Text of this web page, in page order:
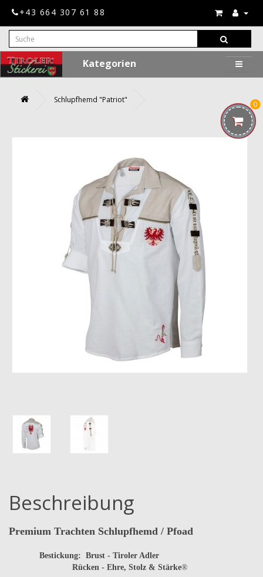
+43 664 307 61 88
0
Kategorien
Schlupfhemd "Patriot"
Beschreibung
Premium Trachten Schlupfhemd / Pfoad
Bestickung: Brust - Tiroler Adler
Rücken - Ehre, Stolz & Stärke®